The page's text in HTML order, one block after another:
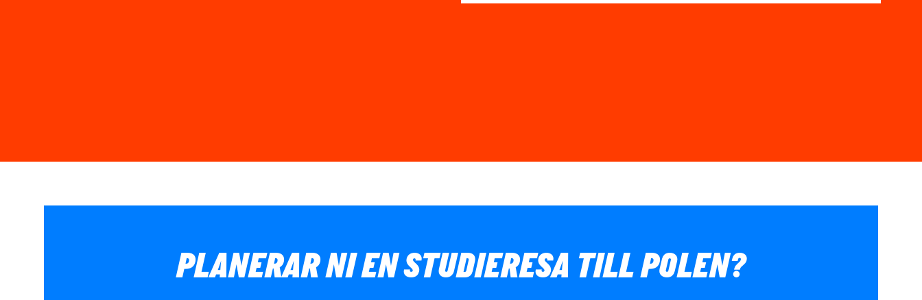
PLANERAR NI EN STUDIERESA TILL POLEN?